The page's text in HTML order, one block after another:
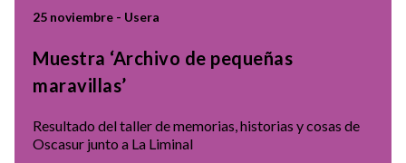
25 noviembre - Usera
Muestra ‘Archivo de pequeñas
maravillas’
Resultado del taller de memorias, historias y cosas de
Oscasur junto a La Liminal